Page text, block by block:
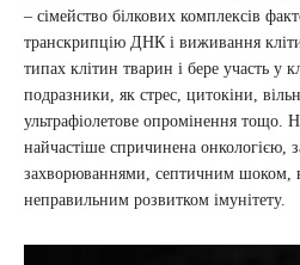
– сімейство білкових комплексів
транскрипцію ДНК і виживання
типах клітин тварин і бере участь у
подразники, як стрес, цитокіни,
ультрафіолетове опромінення тощо.
найчастіше спричинена онкологією,
захворюваннями, септичним шоком,
неправильним розвитком імунітету.